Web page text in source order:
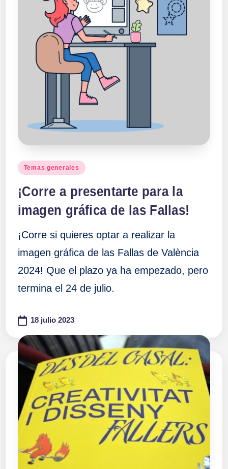
Publicado
Temas generales
¡Corre a presentarte para la
imagen gráfica de las Fallas!
¡Corre si quieres optar a realizar la
imagen gráfica de las Fallas de València
2024! Que el plazo ya ha empezado, pero
termina el 24 de julio.
18 julio 2023